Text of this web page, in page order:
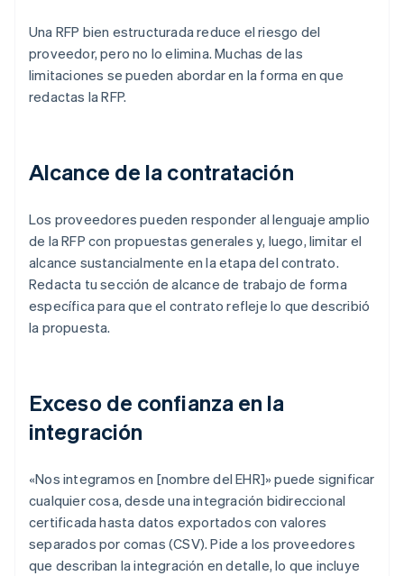
Una RFP bien estructurada reduce el riesgo del
proveedor, pero no lo elimina. Muchas de las
limitaciones se pueden abordar en la forma en que
redactas la RFP.
Alcance de la contratación
Los proveedores pueden responder al lenguaje amplio
de la RFP con propuestas generales y, luego, limitar el
alcance sustancialmente en la etapa del contrato.
Redacta tu sección de alcance de trabajo de forma
específica para que el contrato refleje lo que describió
la propuesta.
Exceso de confianza en la
integración
«Nos integramos en [nombre del EHR]» puede significar
cualquier cosa, desde una integración bidireccional
certificada hasta datos exportados con valores
separados por comas (CSV). Pide a los proveedores
que describan la integración en detalle, lo que incluye